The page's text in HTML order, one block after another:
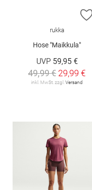
rukka
Hose "Maikkula"
UVP 59,95 €
49,99 € 29,99 €
inkl. MwSt. zzgl. Versand